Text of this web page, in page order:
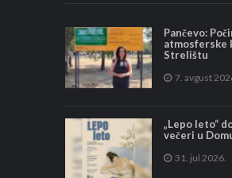
Pančevo:
atmosferske
Strelištu
7. avgust
„Lepo leto“
večeri u
31. jul 2026.